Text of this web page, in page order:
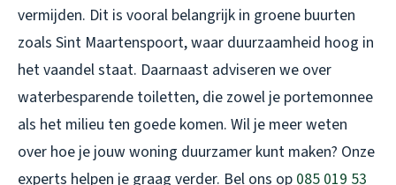
vermijden. Dit is vooral belangrijk in groene buurten
zoals Sint Maartenspoort, waar duurzaamheid hoog in
het vaandel staat. Daarnaast adviseren we over
waterbesparende toiletten, die zowel je portemonnee
als het milieu ten goede komen. Wil je meer weten
over hoe je jouw woning duurzamer kunt maken? Onze
experts helpen je graag verder. Bel ons op 085 019 53